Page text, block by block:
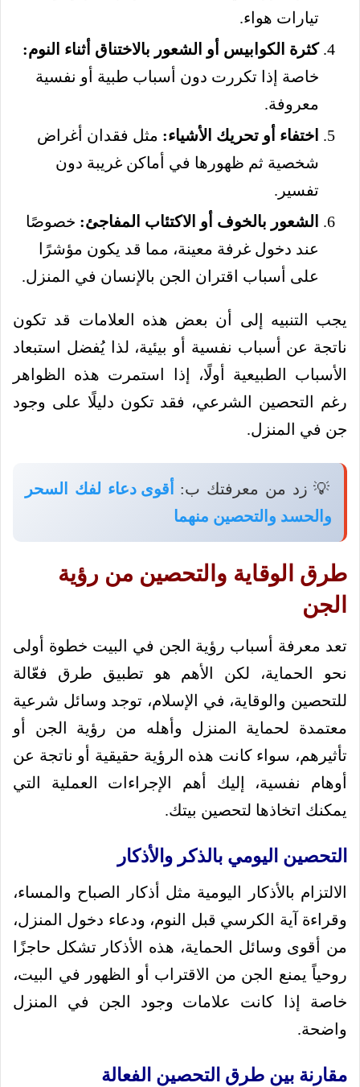
تيارات هواء.
كثرة الكوابيس أو الشعور بالاختناق أثناء النوم:
خاصة إذا تكررت دون أسباب طبية أو نفسية
معروفة.
اختفاء أو تحريك الأشياء: مثل فقدان أغراض
شخصية ثم ظهورها في أماكن غريبة دون
تفسير.
الشعور بالخوف أو الاكتئاب المفاجئ: خصوصًا
عند دخول غرفة معينة، مما قد يكون مؤشرًا
على أسباب اقتران الجن بالإنسان في المنزل.
يجب التنبيه إلى أن بعض هذه العلامات قد تكون
ناتجة عن أسباب نفسية أو بيئية، لذا يُفضل استبعاد
الأسباب الطبيعية أولًا، إذا استمرت هذه الظواهر
رغم التحصين الشرعي، فقد تكون دليلًا على وجود
جن في المنزل.
💡 زد من معرفتك ب:
أقوى دعاء لفك السحر
والحسد والتحصين منهما
طرق الوقاية والتحصين من رؤية
الجن
تعد معرفة أسباب رؤية الجن في البيت خطوة أولى
نحو الحماية، لكن الأهم هو تطبيق طرق فعّالة
للتحصين والوقاية، في الإسلام، توجد وسائل شرعية
معتمدة لحماية المنزل وأهله من رؤية الجن أو
تأثيرهم، سواء كانت هذه الرؤية حقيقية أو ناتجة عن
أوهام نفسية، إليك أهم الإجراءات العملية التي
يمكنك اتخاذها لتحصين بيتك.
التحصين اليومي بالذكر والأذكار
الالتزام بالأذكار اليومية مثل أذكار الصباح والمساء،
وقراءة آية الكرسي قبل النوم، ودعاء دخول المنزل،
من أقوى وسائل الحماية، هذه الأذكار تشكل حاجزًا
روحياً يمنع الجن من الاقتراب أو الظهور في البيت،
خاصة إذا كانت علامات وجود الجن في المنزل
واضحة.
مقارنة بين طرق التحصين الفعالة